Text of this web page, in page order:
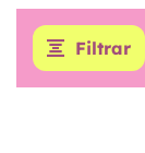
Filtrar